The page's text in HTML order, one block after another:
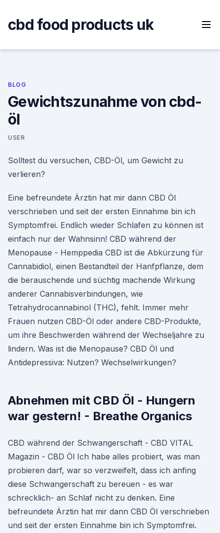
content
cbd food products uk
BLOG
Gewichtszunahme von cbd-
öl
USER
Solltest du versuchen, CBD-Öl, um Gewicht zu
verlieren?
Eine befreundete Ärztin hat mir dann CBD Öl
verschrieben und seit der ersten Einnahme bin ich
Symptomfrei. Endlich wieder Schlafen zu können ist
einfach nur der Wahnsinn! CBD während der
Menopause - Hemppedia CBD ist die Abkürzung für
Cannabidiol, einen Bestandteil der Hanfpflanze, dem
die berauschende und süchtig machende Wirkung
anderer Cannabisverbindungen, wie
Tetrahydrocannabinol (THC), fehlt. Immer mehr
Frauen nutzen CBD-Öl oder andere CBD-Produkte,
um ihre Beschwerden während der Wechseljahre zu
lindern. Was ist die Menopause? CBD Öl und
Antidepressiva: Nutzen? Wechselwirkungen?
Abnehmen mit CBD Öl - Hungern
war gestern! - Breathe Organics
CBD während der Schwangerschaft - CBD VITAL
Magazin - CBD Öl Ich habe alles probiert, was man
probieren darf, war so verzweifelt, dass ich anfing
diese Schwangerschaft zu bereuen - es war
schrecklich- an Schlaf nicht zu denken. Eine
befreundete Ärztin hat mir dann CBD Öl verschrieben
und seit der ersten Einnahme bin ich Symptomfrei.